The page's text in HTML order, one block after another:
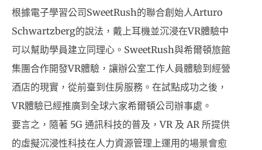
根據電子學習公司SweetRush的聯合創始人Arturo
Schwartzberg的說法，戴上耳機並沉浸在VR體驗中
可以幫助學員建立同理心。SweetRush與希爾頓旅館
集團合作開發VR體驗，讓辦公室工作人員體驗到經營
酒店的現實，從前臺到住房服務。在試點成功之後，
VR體驗已經推廣到全球六家希爾頓公司辦事處。
要言之，隨著 5G 通訊科技的普及，VR 及 AR 所提供
的虛擬沉浸性科技在人力資源管理上運用的場景會愈